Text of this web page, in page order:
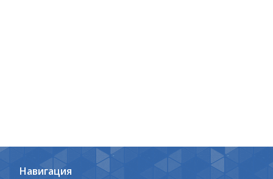
Навигация